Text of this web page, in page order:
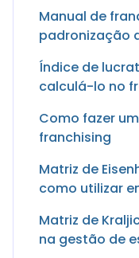
Manual de
padronização
Índice de
calculá-lo no
Como fazer
franchising
Matriz de
como utilizar
Matriz de
na gestão de